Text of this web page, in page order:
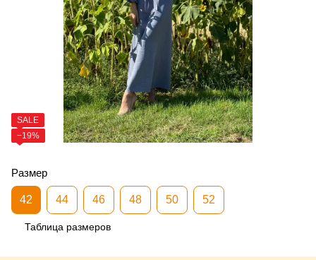
SALE
−19%
Размер
42 44 46 48 50 52
Таблица размеров